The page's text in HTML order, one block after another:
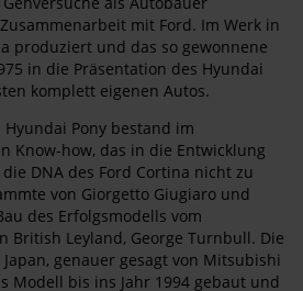
mit Ford. Im Werk in
produziert und das so gewonnene
in die Präsentation des Hyundai
komplett eigenen Autos.
Pony bestand im
Know-how, das in die Entwicklung
DNA des Ford Cortina nicht zu
von Giorgetto Giugiaro und
des Erfolgsmodells vom
British Leyland, George Turnbull. Die
genauer gesagt von Mitsubishi
Modell bis ins Jahr 1994 gebaut und